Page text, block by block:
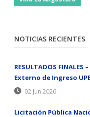
NOTICIAS RECIENTES
RESULTADOS FINALES
Externo de Ingreso
02 Jun 2026
Licitación Pública